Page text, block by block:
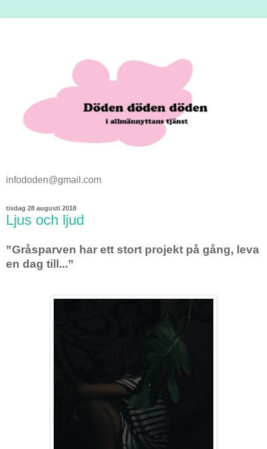
infododen@gmail.com
tisdag 28 augusti 2018
Ljus och ljud
”Gråsparven har ett stort projekt på gång, leva
en dag till...”